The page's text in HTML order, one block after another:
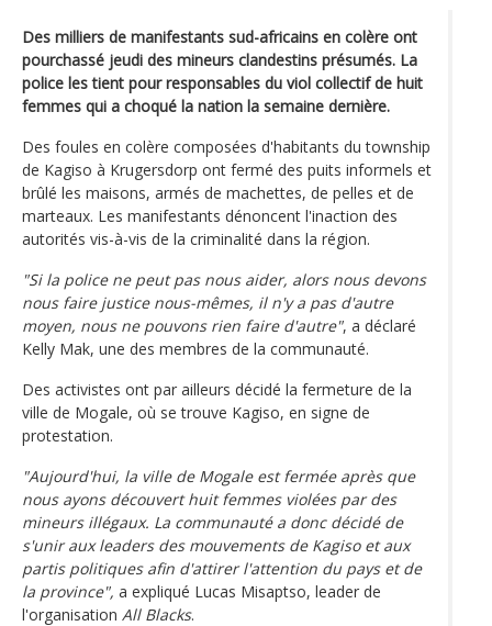
Des milliers de manifestants sud-africains en colère ont
pourchassé jeudi des mineurs clandestins présumés. La
police les tient pour responsables du viol collectif de huit
femmes qui a choqué la nation la semaine dernière.
Des foules en colère composées d'habitants du township
de Kagiso à Krugersdorp ont fermé des puits informels et
brûlé les maisons, armés de machettes, de pelles et de
marteaux. Les manifestants dénoncent l'inaction des
autorités vis-à-vis de la criminalité dans la région.
"Si la police ne peut pas nous aider, alors nous devons
nous faire justice nous-mêmes, il n'y a pas d'autre
moyen, nous ne pouvons rien faire d'autre", a déclaré
Kelly Mak, une des membres de la communauté.
Des activistes ont par ailleurs décidé la fermeture de la
ville de Mogale, où se trouve Kagiso, en signe de
protestation.
"Aujourd'hui, la ville de Mogale est fermée après que
nous ayons découvert huit femmes violées par des
mineurs illégaux. La communauté a donc décidé de
s'unir aux leaders des mouvements de Kagiso et aux
partis politiques afin d'attirer l'attention du pays et de
la province", a expliqué Lucas Misaptso, leader de
l'organisation All Blacks.